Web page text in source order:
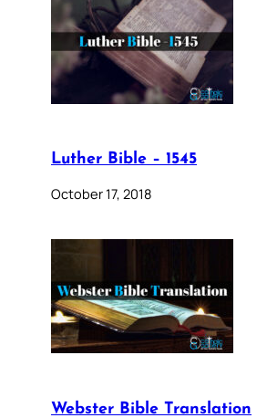
Luther Bible – 1545
October 17, 2018
Webster Bible Translation